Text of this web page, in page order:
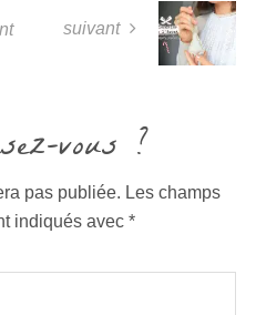
suivant
vous ?
pas publiée. Les champs
indiqués avec *